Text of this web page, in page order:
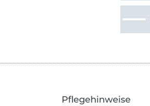
Pflegehinweise